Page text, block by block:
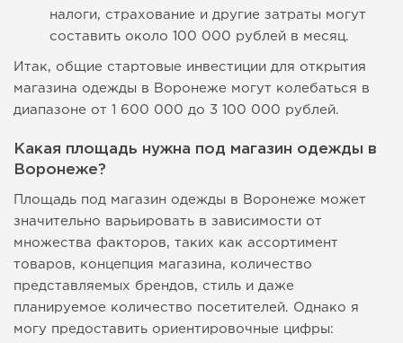
налоги, страхование и другие затраты могут
составить около 100 000 рублей в месяц.
Итак, общие стартовые инвестиции для открытия
магазина одежды в Воронеже могут колебаться в
диапазоне от 1 600 000 до 3 100 000 рублей.
Какая площадь нужна под магазин одежды в
Воронеже?
Площадь под магазин одежды в Воронеже может
значительно варьировать в зависимости от
множества факторов, таких как ассортимент
товаров, концепция магазина, количество
представляемых брендов, стиль и даже
планируемое количество посетителей. Однако я
могу предоставить ориентировочные цифры: